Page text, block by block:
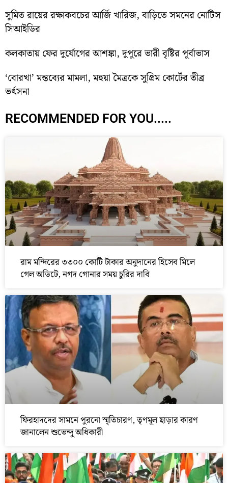
সুমিত রায়ের রক্ষাকবচের আর্জি খারিজ, বাড়িতে সমনের নোটিস
সিআইডির
কলকাতায় ফের দুর্যোগের আশঙ্কা, দুপুরে ভারী বৃষ্টির পূর্বাভাস
‘বোরখা’ মন্তব্যের মামলা, মহুয়া মৈত্রকে সুপ্রিম কোর্টের তীব্র
ভর্ৎসনা
RECOMMENDED FOR YOU.....
রাম মন্দিরের ৩৩০০ কোটি টাকার অনুদানের হিসেব মিলে
গেল অডিটে, নগদ গোনার সময় চুরির দাবি
ফিরহাদদের সামনে পুরনো স্মৃতিচারণ, তৃণমূল ছাড়ার কারণ
জানালেন শুভেন্দু অধিকারী